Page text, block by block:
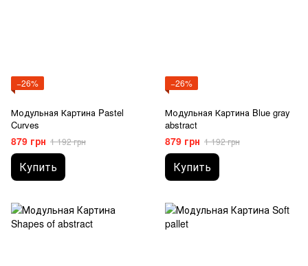
−26%
Модульная Картина Pastel
Curves
879 грн 1 192 грн
Купить
−26%
Модульная Картина Blue gray
abstract
879 грн 1 192 грн
Купить